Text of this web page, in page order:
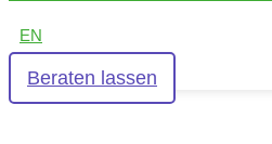
EN
Beraten lassen